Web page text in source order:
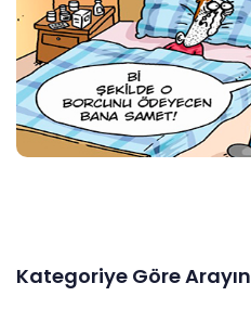
Kategoriye Göre Arayın